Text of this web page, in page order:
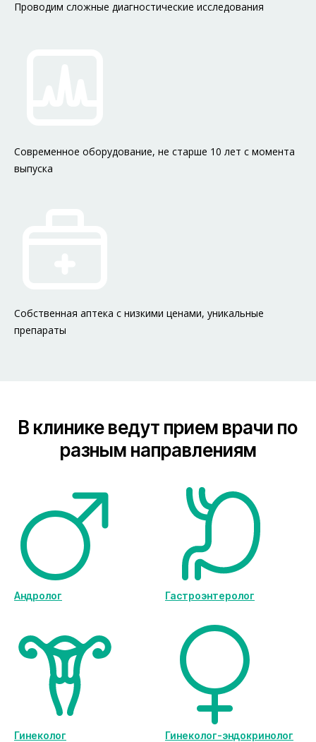
Проводим сложные диагностические исследования
Современное оборудование, не старше 10 лет c момента
выпуска
Собственная аптека с низкими ценами, уникальные
препараты
В клинике ведут прием врачи по
разным направлениям
Андролог Гастроэнтеролог
Гинеколог Гинеколог-эндокринолог